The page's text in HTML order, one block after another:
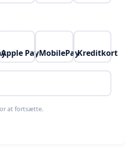
Apple PayMobilePayKreditkort
at fortsætte.